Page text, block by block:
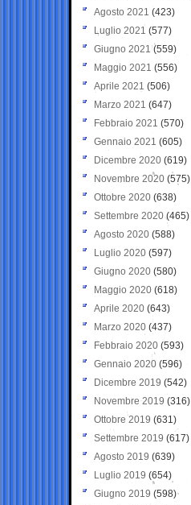
Agosto 2021 (423)
Luglio 2021 (577)
Giugno 2021(559)
Maggio 2021 (556)
Aprile 2021 (506)
Marzo 2021 (647)
Febbraio 2021 (570)
Gennaio 2021 (605)
Dicembre 2020 (619)
Novembre 2020 (575)
Ottobre 2020 (638)
Settembre 2020(465)
Agosto 2020 (588)
Luglio 2020 (597)
Giugno 2020 (580)
Maggio 2020 (618)
Aprile 2020 (643)
Marzo 2020 (437)
Febbraio 2020 (593)
Gennaio 2020 (596)
Dicembre 2019 (542)
Novembre 2019 (316)
Ottobre 2019 (631)
Settembre 2019 (617)
Agosto 2019 (639)
Luglio 2019 (654)
Giugno 2019 (598)